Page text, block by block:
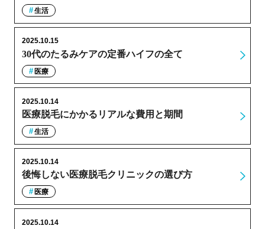
生活
30代のたるみケアの定番ハイフの全て
2025.10.15
医療
医療脱毛にかかるリアルな費用と期間
2025.10.14
生活
後悔しない医療脱毛クリニックの選び方
2025.10.14
医療
2025.10.14